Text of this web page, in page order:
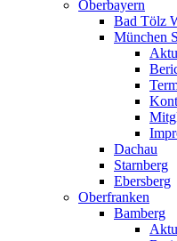
Oberbayern
Bad Tölz
München
Dachau
Starnberg
Ebersberg
Oberfranken
Bamberg